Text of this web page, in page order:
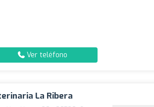
Ver teléfono
La Ribera